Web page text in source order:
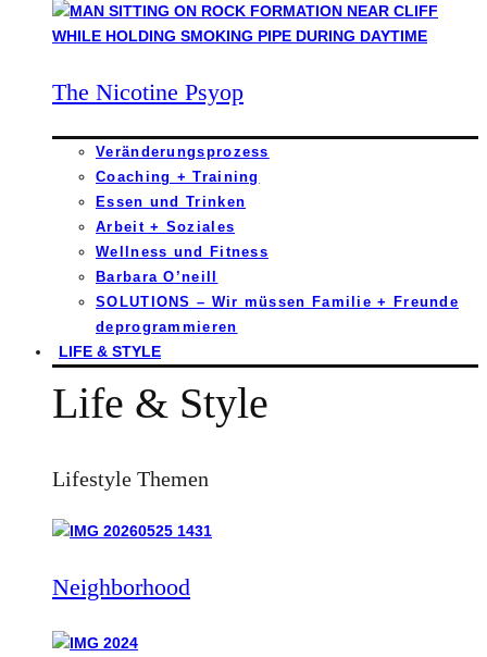
The Nicotine Psyop
Veränderungsprozess
Coaching + Training
Essen und Trinken
Arbeit + Soziales
Wellness und Fitness
Barbara O’neill
SOLUTIONS – Wir müssen Familie + Freunde
deprogrammieren
LIFE & STYLE
Life & Style
Lifestyle Themen
Neighborhood